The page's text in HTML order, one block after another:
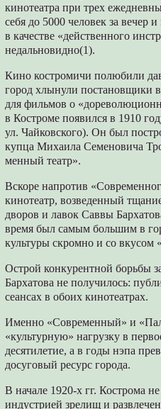
кинотеатра при трех
себя до 5000 человек за вечер
в качестве «действенного
недальновидно(1).
Кино костромичи полюбили
город хлынули постановщики
для фильмов о
в Костроме появился в 1910
ул. Чайковского). Он был
купца Михаила Семеновича
менный театр».
Вскоре напротив
кинотеатр, возведенный
дворов и лавок Саввы
время был самым большим в
культуры скромно и со вкусом
Острой конкурентной борьбы
Бархатова не получилось:
сеансах в обоих кинотеатрах.
Именно «Современный» и
«культурную» нагрузку в
десятилетие, а в годы нэпа
досуговый ре­сурс города.
В начале 1920-х гг. Кострома
индустрией зрелищ и